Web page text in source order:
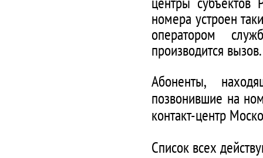
номера устроен
оператором
производится вызов.
Абоненты,
позвонившие на
контакт-центр
Список всех